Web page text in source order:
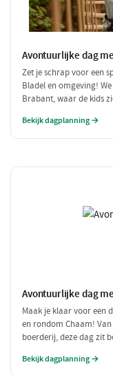
Avontuurlijke dag
Zet je schrap voor een
Bladel en omgeving!
Brabant, waar de kids
heerlijke traktatie bij
Bekijk dagplanning →
Avontuurlijke dag
Maak je klaar voor een
en rondom Chaam!
boerderij, deze dag zit
gezellige
Bekijk dagplanning →